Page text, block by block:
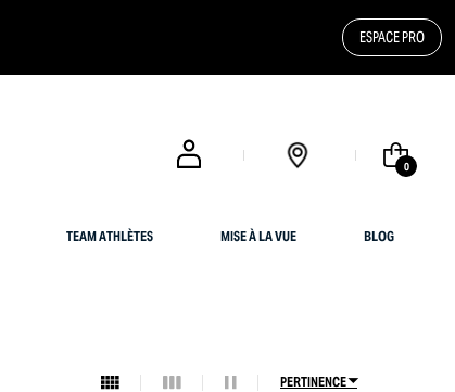
ESPACE PRO
0
TEAM ATHLÈTES MISE À LA VUE BLOG
PERTINENCE